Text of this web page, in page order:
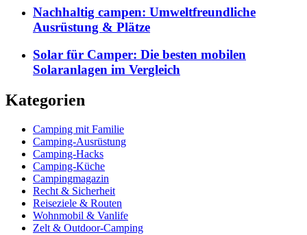
Nachhaltig campen: Umweltfreundliche
Ausrüstung & Plätze
Solar für Camper: Die besten mobilen
Solaranlagen im Vergleich
Kategorien
Camping mit Familie
Camping-Ausrüstung
Camping-Hacks
Camping-Küche
Campingmagazin
Recht & Sicherheit
Reiseziele & Routen
Wohnmobil & Vanlife
Zelt & Outdoor-Camping